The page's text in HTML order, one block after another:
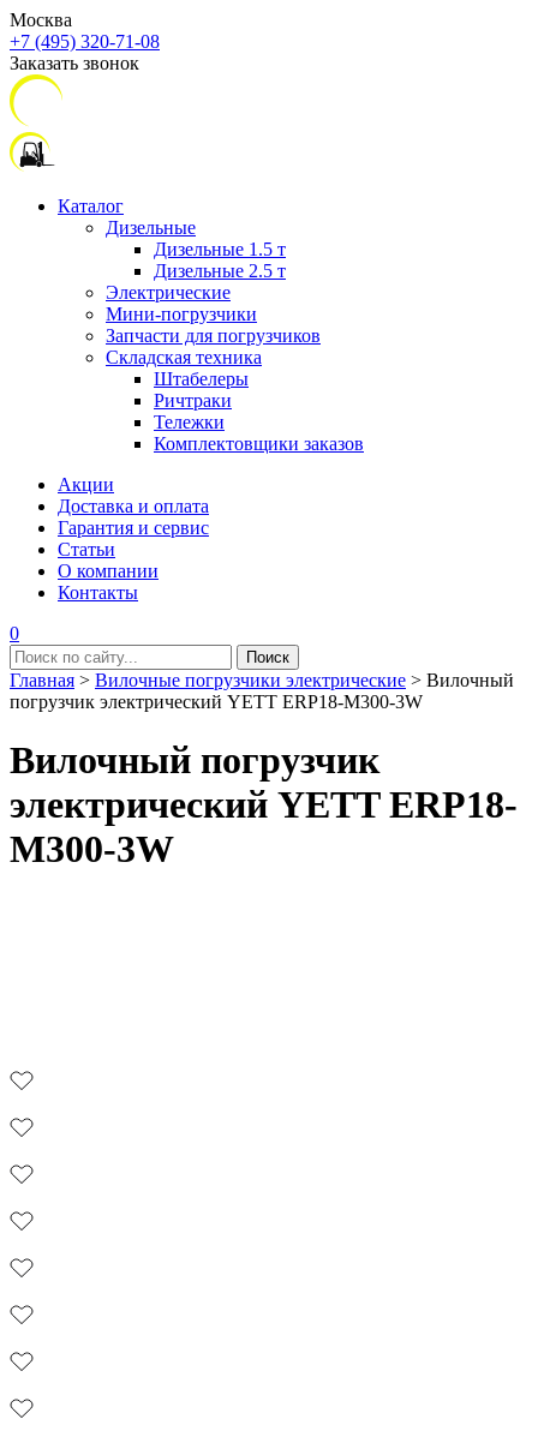
Москва
+7 (495) 320-71-08
Заказать звонок
Каталог
Дизельные
Дизельные 1.5 т
Дизельные 2.5 т
Электрические
Мини-погрузчики
Запчасти для погрузчиков
Складская техника
Штабелеры
Ричтраки
Тележки
Комплектовщики заказов
Акции
Доставка и оплата
Гарантия и сервис
Статьи
О компании
Контакты
0
Главная > Вилочные погрузчики электрические > Вилочный
погрузчик электрический YETT ERP18-M300-3W
Вилочный погрузчик
электрический YETT ERP18-
M300-3W